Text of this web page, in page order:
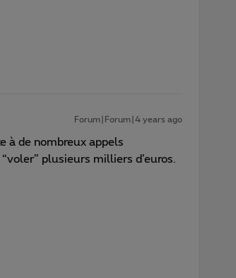
Forum|Forum|4 years ago
à de nombreux appels
plusieurs milliers d’euros.